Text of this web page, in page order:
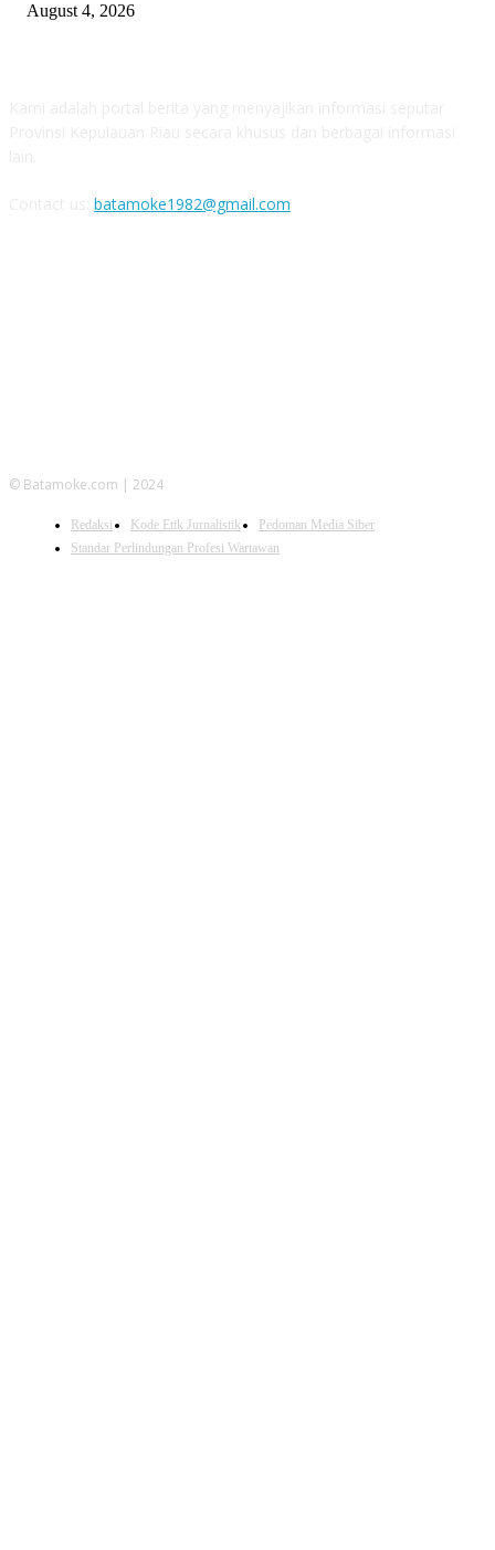
August 4, 2026
batamoke1982@gmail.com
© Batamoke.com | 2024
Redaksi Kode Etik Jurnalistik
Pedoman Media Siber
Standar Perlindungan Profesi Wartawan